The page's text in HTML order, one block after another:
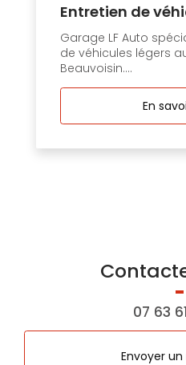
Entretien de
Garage LF Auto
de véhicules légers
Beauvoisin....
En
07 63
Envoyer